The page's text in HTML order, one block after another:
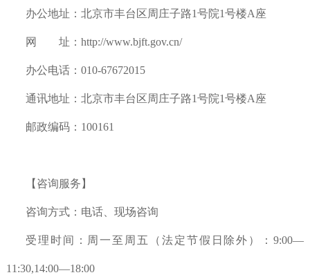
办公地址：北京市丰台区周庄子路1号院1号楼A座
网 址：http://www.bjft.gov.cn/
办公电话：010-67672015
通讯地址： 北京市丰台区周庄子路1号院1号楼A座
邮政编码：100161
【咨询服务】
咨询方式：电话、现场咨询
受理时间：周一至周五（法定节假日除外）：9:00—
11:30,14:00—18:00